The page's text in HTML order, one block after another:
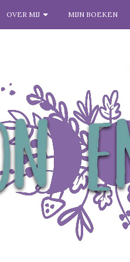
OVER MIJ MIJN BOEKEN